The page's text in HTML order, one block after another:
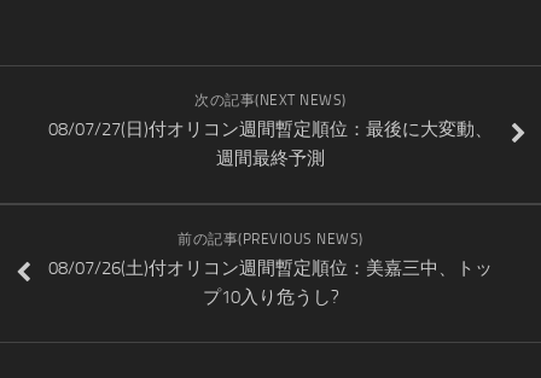
次の記事(NEXT NEWS)
08/07/27(日)付オリコン週間暫定順位：最後に大変動、
週間最終予測
前の記事(PREVIOUS NEWS)
08/07/26(土)付オリコン週間暫定順位：美嘉三中、トッ
プ10入り危うし?